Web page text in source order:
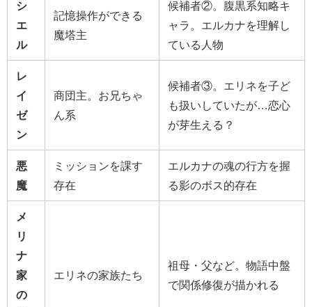
シ
エ
ル
記憶操作ができる
魔塔主
候補者②。腹黒系知略キ
ャラ。エルカナを理解し
ている人物
レ
イ
ゼ
ン
商団主。お兄ちゃ
ん系
候補者③。エリネを子ど
も扱いしていたが…恋心
が芽生える？
悪
魔
ミッションを課す
存在
エルカナの魂の行方を握
る影のボス的存在
メ
リ
ナ
家
の
エリネの家族たち
祖母・父など。物語中盤
で関係修復が描かれる